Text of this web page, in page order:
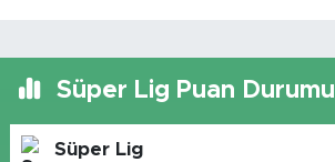
Süper Lig Puan Durumu
Süper Lig